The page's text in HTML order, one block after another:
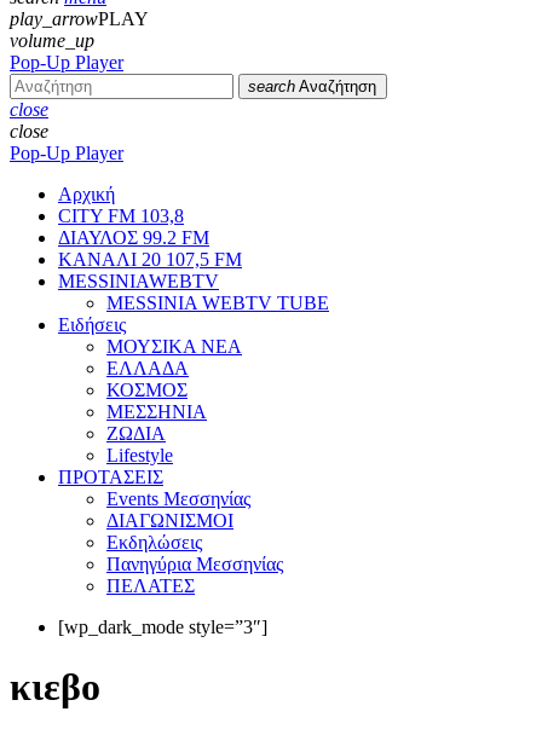
play_arrowPLAY
volume_up
Pop-Up Player
search Αναζήτηση
close
close
Pop-Up Player
Αρχική
CITY FM 103,8
ΔΙΑΥΛΟΣ 99.2 FM
ΚΑΝΑΛΙ 20 107,5 FM
MESSINIAWEBTV
MESSINIA WEBTV TUBE
Eιδήσεις
ΜΟΥΣΙΚΑ ΝΕΑ
ΕΛΛΑΔΑ
ΚΟΣΜΟΣ
ΜΕΣΣΗΝΙΑ
ΖΩΔΙΑ
Lifestyle
ΠΡΟΤΑΣΕΙΣ
Events Μεσσηνίας
ΔΙΑΓΩΝΙΣΜΟΙ
Εκδηλώσεις
Πανηγύρια Μεσσηνίας
ΠΕΛΑΤΕΣ
[wp_dark_mode style=”3″]
κιεβο